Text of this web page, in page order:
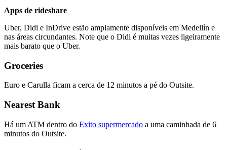
Apps de rideshare
Uber, Didi e InDrive estão amplamente disponíveis em Medellín e
nas áreas circundantes. Note que o Didi é muitas vezes ligeiramente
mais barato que o Uber.
Groceries
Euro e Carulla ficam a cerca de 12 minutos a pé do Outsite.
Nearest Bank
Há um ATM dentro do Exito supermercado a uma caminhada de 6
minutos do Outsite.